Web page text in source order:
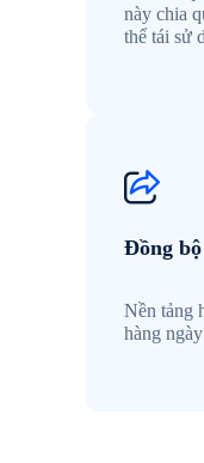
này chia
thể tái sử
Đồng
Nền tảng
hàng